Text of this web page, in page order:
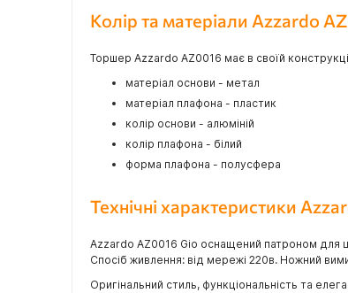
Колір та матеріали Azzardo
Торшер Azzardo AZ0016 має в своїй
матеріал основи - метал
матеріал плафона - пластик
колір основи - алюміній
колір плафона - білий
форма плафона - полусфера
Технічні характеристики
Azzardo AZ0016 Gio оснащений патроном для
Спосіб живлення: від мережі 220в. Ножний
Оригінальний стиль, функціональність та